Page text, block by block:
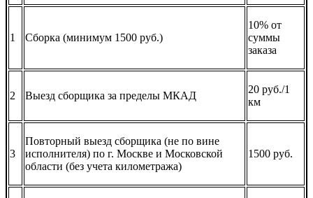
1 Сборка (минимум 1500 руб.)
10% от
суммы
заказа
2 Выезд сборщика за пределы МКАД
20 руб./1
км
3
Повторный выезд сборщика (не по вине
исполнителя) по г. Москве и Московской
области (без учета километража)
1500 руб.